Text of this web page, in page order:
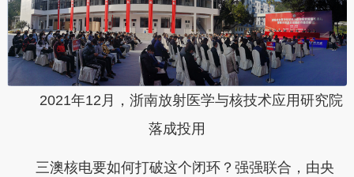
2021年12月，浙南放射医学与核技术应用研究院
落成投用
三澳核电要如何打破这个闭环？强强联合，由央